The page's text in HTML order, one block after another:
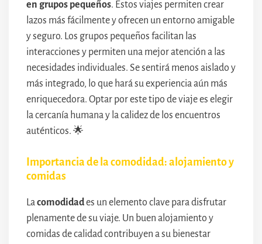
en grupos pequeños. Estos viajes permiten crear
lazos más fácilmente y ofrecen un entorno amigable
y seguro. Los grupos pequeños facilitan las
interacciones y permiten una mejor atención a las
necesidades individuales. Se sentirá menos aislado y
más integrado, lo que hará su experiencia aún más
enriquecedora. Optar por este tipo de viaje es elegir
la cercanía humana y la calidez de los encuentros
auténticos. 🌟
Importancia de la comodidad: alojamiento y
comidas
Lacomodidades un elemento clave para disfrutar
plenamente de su viaje. Un buen alojamiento y
comidas de calidad contribuyen a su bienestar